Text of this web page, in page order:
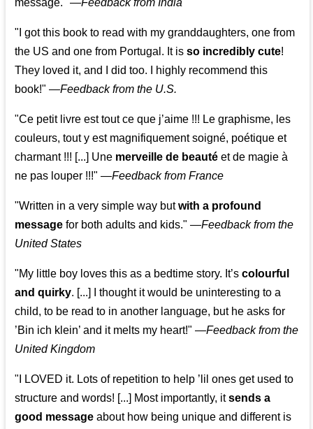
message." —Feedback from India
"I got this book to read with my granddaughters, one from
the US and one from Portugal. It isso incredibly cute!
They loved it, and I did too. I highly recommend this
book!" —Feedback from the U.S.
"Ce petit livre est tout ce que j’aime !!! Le graphisme, les
couleurs, tout y est magnifiquement soigné, poétique et
charmant !!! [...] Une merveille de beauté et de magie à
ne pas louper !!!" —Feedback from France
"Written in a very simple way butwith a profound
message for both adults and kids." —Feedback from the
United States
"My little boy loves this as a bedtime story. It’scolourful
and quirky. [...] I thought it would be uninteresting to a
child, to be read to in another language, but he asks for
’Bin ich klein’ and it melts my heart!" —Feedback from the
United Kingdom
"I LOVED it. Lots of repetition to help ’lil ones get used to
structure and words! [...] Most importantly, itsends a
good message about how being unique and different is